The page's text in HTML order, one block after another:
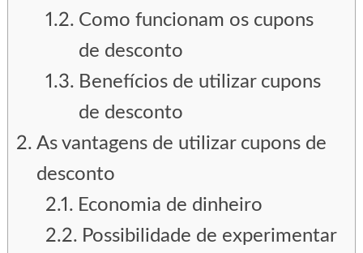
Como funcionam os cupons
de desconto
Benefícios de utilizar cupons
de desconto
As vantagens de utilizar cupons de
desconto
Economia de dinheiro
Possibilidade de experimentar